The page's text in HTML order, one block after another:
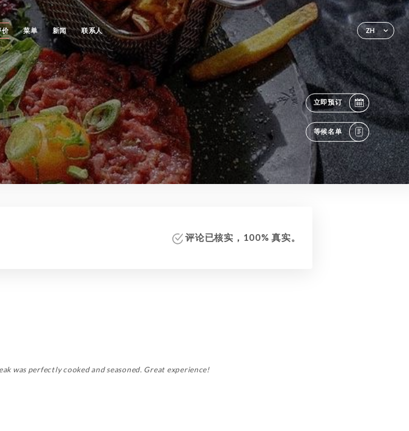
ZH
价 菜单 新闻 联系人
立即预订
等候名单
评论已核实，100% 真实。
was perfectly cooked and seasoned. Great experience!